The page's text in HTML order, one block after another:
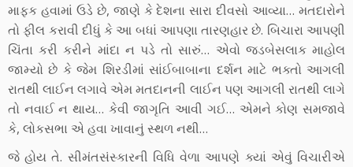
માફક હવામાં ઉડે છે, જાણે કે દેશના સારા દીવસો આવ્યા… મતદારોને
તો ફીલ કરાવી દીધું કે આ બધાં આપણા તારણહાર છે. બિચારા આપણી
ચિંતા કરી કરીને માંદા ન પડે તો સારું… એવો જડબેસલાક માહોલ
જામ્યો છે કે જેમ શિરડીમાં સાંઈબાબાના દર્શન માટે ભક્તો આગલી
રાતથી લાઈન લગાવે એમ મતદાનની લાઈન પણ આગલી રાતથી લાગે
તો નવાઈ ન થાય… કેવી જાગૃતિ આવી ગઈ… એમને કોણ સમજાવે
કે, લોકસભા એ હવા ખાવાનું સ્થળ નથી…
જે હોય તે. સીમંતસંસ્કારની વિધિ વેળા આપણે ક્યાં એવું વિચારીએ